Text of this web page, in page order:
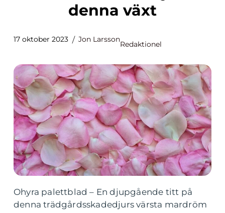
denna växt
17 oktober 2023 Jon Larsson
Redaktionel
Ohyra palettblad – En djupgående titt på
denna trädgårdsskadedjurs värsta mardröm